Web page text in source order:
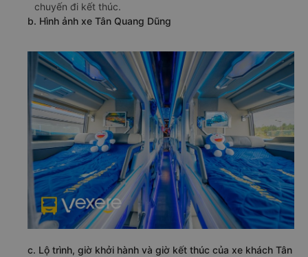
chuyến đi kết thúc.
b. Hình ảnh xe Tân Quang Dũng
c. Lộ trình, giờ khởi hành và giờ kết thúc của xe khách Tân